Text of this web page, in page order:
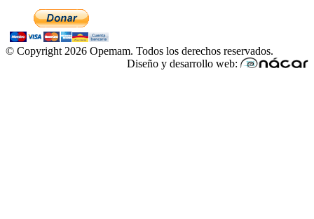
© Copyright 2026 Opemam. Todos los derechos reservados.
Diseño y desarrollo web: